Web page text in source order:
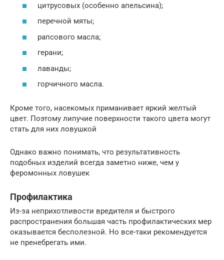
цитрусовых (особенно апельсина);
перечной мяты;
рапсового масла;
герани;
лаванды;
горчичного масла.
Кроме того, насекомых приманивает яркий желтый
цвет. Поэтому липучие поверхности такого цвета могут
стать для них ловушкой
Однако важно понимать, что результативность
подобных изделий всегда заметно ниже, чем у
феромонных ловушек
Профилактика
Из-за неприхотливости вредителя и быстрого
распространения большая часть профилактических мер
оказывается бесполезной. Но все-таки рекомендуется
не пренебрегать ими.